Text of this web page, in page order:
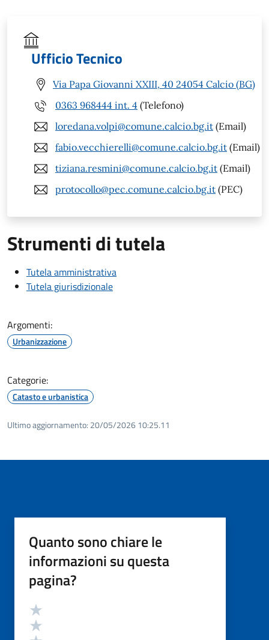
Ufficio Tecnico
Via Papa Giovanni XXIII, 40 24054 Calcio (BG)
0363 968444 int. 4 (Telefono)
loredana.volpi@comune.calcio.bg.it (Email)
fabio.vecchierelli@comune.calcio.bg.it (Email)
tiziana.resmini@comune.calcio.bg.it (Email)
protocollo@pec.comune.calcio.bg.it (PEC)
Strumenti di tutela
Tutela amministrativa
Tutela giurisdizionale
Argomenti:
Urbanizzazione
Categorie:
Catasto e urbanistica
Ultimo aggiornamento: 20/05/2026 10:25.11
Quanto sono chiare le
informazioni su questa
pagina?
Valutazione